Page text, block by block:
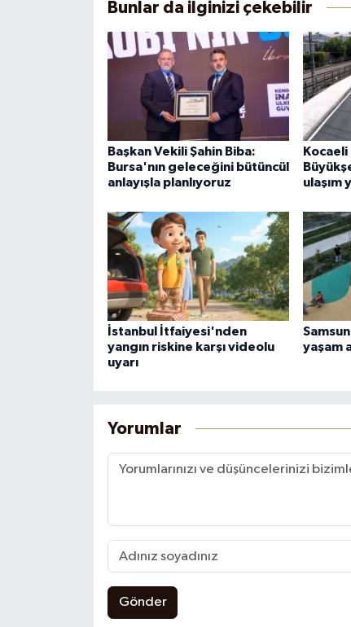
Bunlar da ilginizi çekebilir
Başkan Vekili Şahin Biba:
Bursa'nın geleceğini bütüncül
anlayışla planlıyoruz
Kocaeli
ulaşım
İstanbul İtfaiyesi'nden
yangın riskine karşı videolu
uyarı
yaşam
Yorumlar
Gönder